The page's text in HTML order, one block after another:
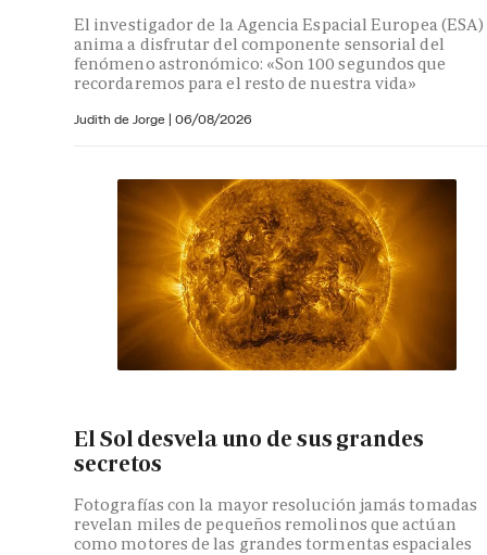
El investigador de la Agencia Espacial Europea (ESA)
anima a disfrutar del componente sensorial del
fenómeno astronómico: «Son 100 segundos que
recordaremos para el resto de nuestra vida»
Judith de Jorge | 06/08/2026
El Sol desvela uno de sus grandes
secretos
Fotografías con la mayor resolución jamás tomadas
revelan miles de pequeños remolinos que actúan
como motores de las grandes tormentas espaciales